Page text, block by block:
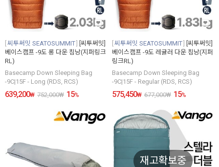
씨투써밋 SEATOSUMMIT
[씨투써밋]
베이스캠프 -9도 롱 다운 침낭(지퍼링크
RL)
Basecamp Down Sleeping Bag
-9C|15F - Long (RDS, RCS)
639,200₩ 752,000₩ 15%
씨투써밋 SEATOSUMMIT
[씨투써밋]
베이스캠프 -9도 레귤러 다운 침낭(지퍼
링크RL)
Basecamp Down Sleeping Bag
-9C|15F - Regular (RDS, RCS)
575,450₩ 677,000₩ 15%
재고확보중